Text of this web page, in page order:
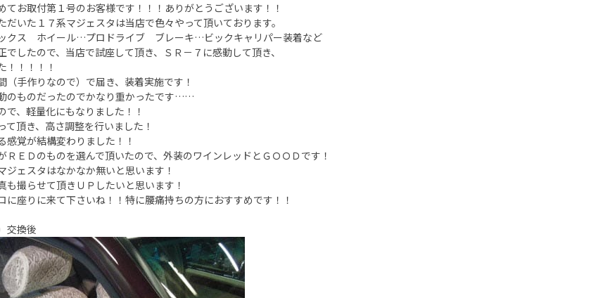
てお取付第１号のお客様です！！！ありがとうございます！！
だいた１７系マジェスタは当店で色々やって頂いております。
クス ホイール…プロドライブ ブレーキ…ビックキャリパー装着など
でしたので、当店で試座して頂き、ＳＲ－７に感動して頂き、
！！！！！
（手作りなので）で届き、装着実施です！
のものだったのでかなり重かったです……
で、軽量化にもなりました！！
て頂き、高さ調整を行いました！
感覚が結構変わりました！！
ＲＥＤのものを選んで頂いたので、外装のワインレッドとＧＯＯＤです！
ジェスタはなかなか無いと思います！
も撮らせて頂きＵＰしたいと思います！
に座りに来て下さいね！！特に腰痛持ちの方におすすめです！！
交換後